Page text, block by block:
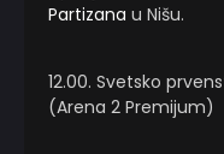
Partizana u Nišu.
12.00. Svetsko
(Arena 2 Premijum)